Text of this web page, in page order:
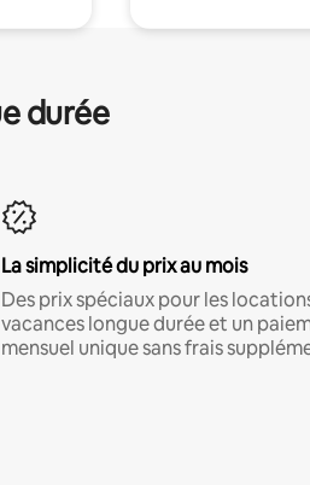
durée
La simplicité du prix au mois
Des prix spéciaux pour les
vacances longue durée et un
mensuel unique sans frais